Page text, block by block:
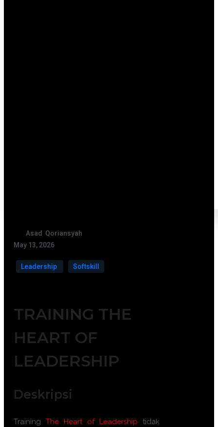
Asad Qoriansyah
May 13, 2026
Leadership Softskill
TRAINING THE
HEART OF
LEADERSHIP
Deskripsi
Training The Heart of Leadership tidak